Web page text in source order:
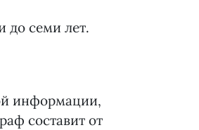
до семи лет.
информации,
составит от